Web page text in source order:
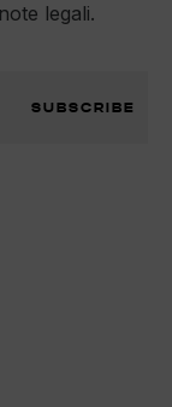
legali.
SUBSCRIBE